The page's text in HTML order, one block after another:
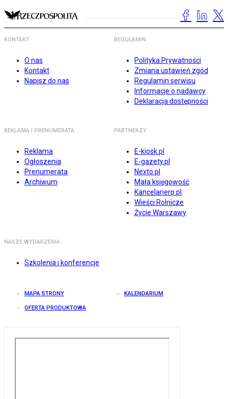
KONTAKT
O nas
Kontakt
Napisz do nas
REGULAMIN
Polityka Prywatności
Zmiana ustawień zgód
Regulamin serwisu
Informacje o nadawcy
Deklaracja dostępności
REKLAMA I PRENUMERATA
Reklama
Ogłoszenia
Prenumerata
Archiwum
PARTNERZY
E-kiosk.pl
E-gazety.pl
Nexto.pl
Mała księgowość
Kancelarierp.pl
Wieści Rolnicze
Życie Warszawy
NASZE WYDARZENIA
Szkolenia i konferencje
MAPA STRONY KALENDARIUM
OFERTA PRODUKTOWA